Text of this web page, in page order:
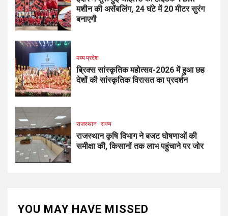
मशीन की असेंबलिंग, 24 घंटे में 20 मीटर सुरंग
बनाएगी
मध्य प्रदेश
ब्रिक्स सांस्कृतिक महोत्सव-2026 में हुआ छह
देशों की सांस्कृतिक विरासत का प्रदर्शन
राजस्थान राज्य
राजस्थान कृषि विभाग ने बजट घोषणाओं की
समीक्षा की, किसानों तक लाभ पहुंचाने पर जोर
YOU MAY HAVE MISSED